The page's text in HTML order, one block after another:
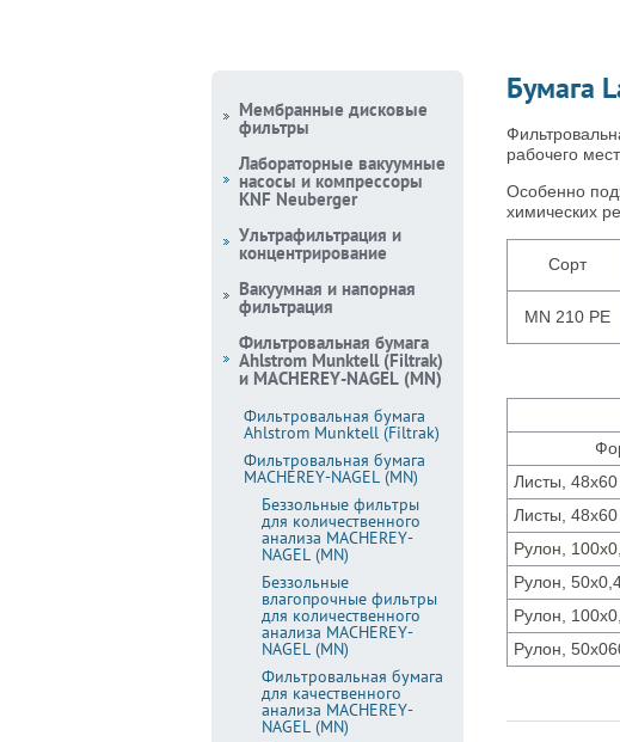
Бумага
рабочего
Особенно
химических
Сорт
MN 210 PE
Листы,
Листы,
Рулон,
Рулон,
Рулон,
Рулон,
Мембранные дисковые
фильтры
Лабораторные вакуумные
насосы и компрессоры
KNF Neuberger
Ультрафильтрация и
концентрирование
Вакуумная и напорная
фильтрация
Фильтровальная бумага
Ahlstrom Munktell (Filtrak)
и MACHEREY-NAGEL (MN)
Фильтровальная бумага
Ahlstrom Munktell (Filtrak)
Фильтровальная бумага
MACHEREY-NAGEL (MN)
Беззольные фильтры
для количественного
анализа MACHEREY-
NAGEL (MN)
Беззольные
влагопрочные фильтры
для количественного
анализа MACHEREY-
NAGEL (MN)
Фильтровальная бумага
для качественного
анализа MACHEREY-
NAGEL (MN)